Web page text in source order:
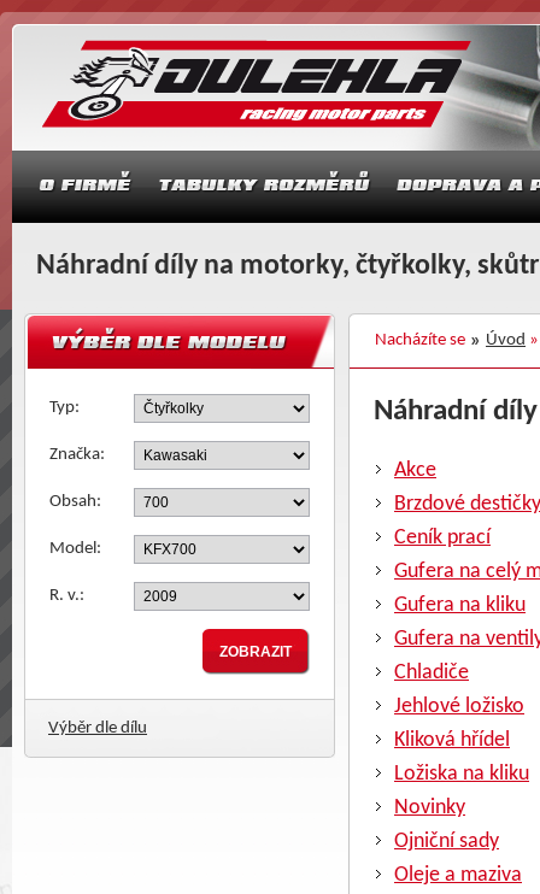
Náhradní díly na motorky, čtyřkolky,
Nacházíte se Úvod
Typ:
Značka:
Obsah:
Model:
R. v.:
Výběr dle dílu
Náhradní
Akce
Brzdové destičky
Ceník prací
Gufera na celý
Gufera na kliku
Gufera na
Chladiče
Jehlové ložisko
Kliková hřídel
Ložiska na kliku
Novinky
Ojniční sady
Oleje a maziva